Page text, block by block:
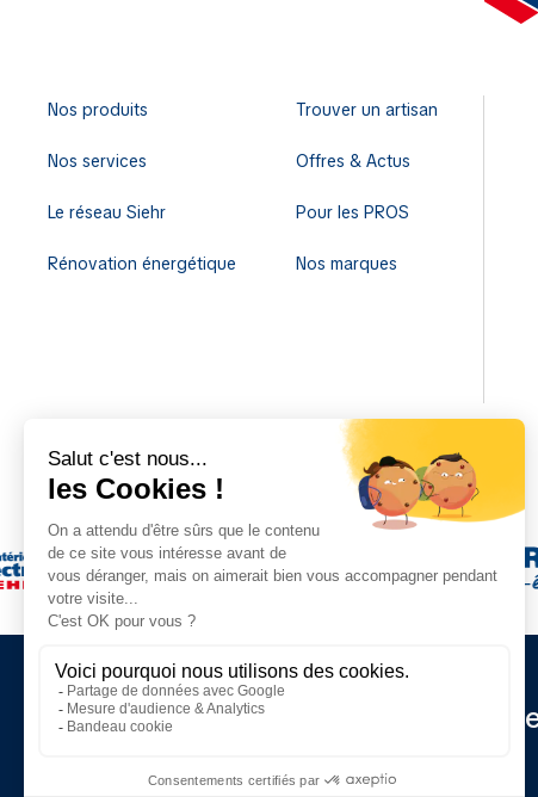
Nos produits
Nos services
Le réseau Siehr
Rénovation énergétique
Trouver un artisan
Offres & Actus
Pour les PROS
Nos marques
Restez informé de nos